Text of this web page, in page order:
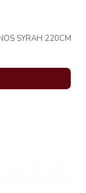
SYRAH 220CM